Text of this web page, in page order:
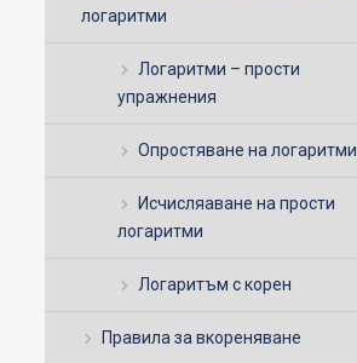
логаритми
Логаритми – прости
упражнения
Опростяване на логаритми
Исчисляаване на прости
логаритми
Логаритъм с корен
Правила за вкореняване